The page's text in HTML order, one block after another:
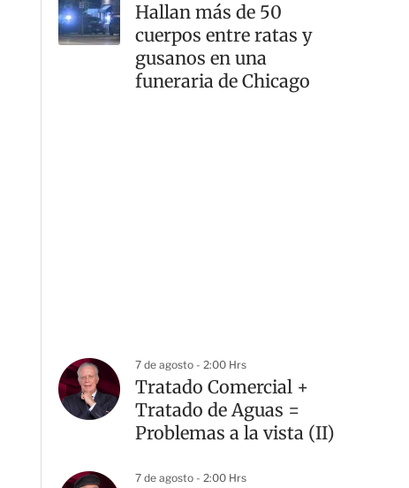
Hallan más de 50
cuerpos entre ratas y
gusanos en una
funeraria de Chicago
7 de agosto - 2:00 Hrs
Tratado Comercial +
Tratado de Aguas =
Problemas a la vista (II)
7 de agosto - 2:00 Hrs